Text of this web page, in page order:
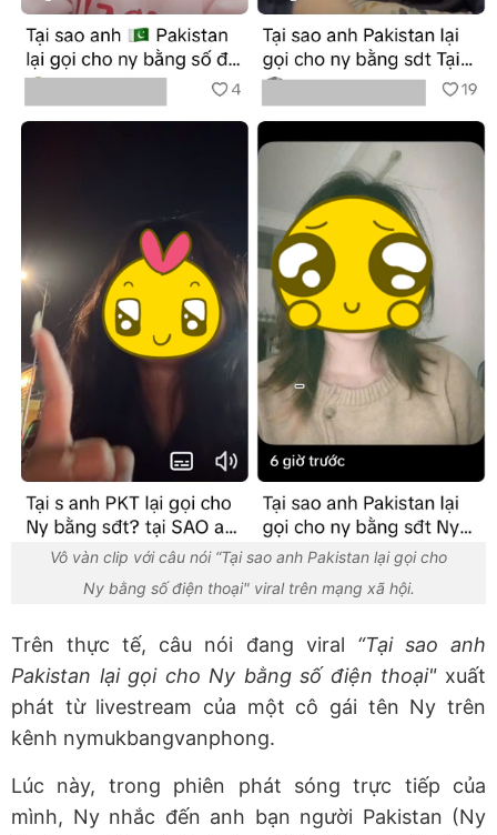
Vô vàn clip với câu nói “Tại sao anh Pakistan lại gọi cho
Ny bằng số điện thoại" viral trên mạng xã hội.
Trên thực tế, câu nói đang viral “Tại sao anh
Pakistan lại gọi cho Ny bằng số điện thoại"xuất
phát từ livestream của một cô gái tên Ny trên
kênh nymukbangvanphong.
Lúc này, trong phiên phát sóng trực tiếp của
mình, Ny nhắc đến anh bạn người Pakistan (Ny